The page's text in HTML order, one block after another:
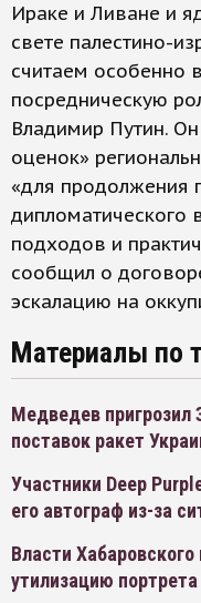
Ираке и Ливане и
свете палестино-
считаем особенно
посредническую
Владимир Путин.
оценок»
«для продолжения
дипломатического
подходов и
сообщил о
эскалацию на
Материалы по
Медведев пригрозил
поставок ракет
Участники Deep
его автограф из-за
Власти
утилизацию